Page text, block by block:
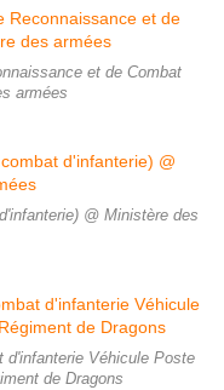
et de Combat
armées
@ Ministère des
d'infanterie Véhicule Poste
de Dragons